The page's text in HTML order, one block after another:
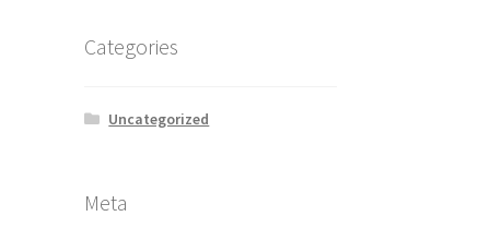
Categories
Uncategorized
Meta